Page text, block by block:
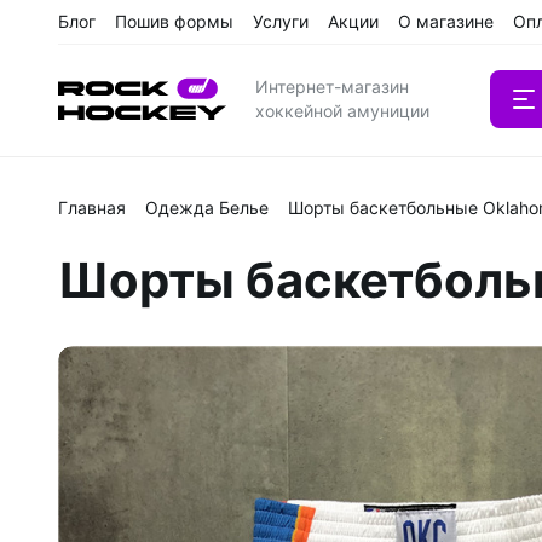
Блог Пошив формы Услуги Акции О магазине
Интернет-магазин
хоккейной амуниции
Клюшки
Главная Одежда Белье Шорты баскетбольные
Шорты